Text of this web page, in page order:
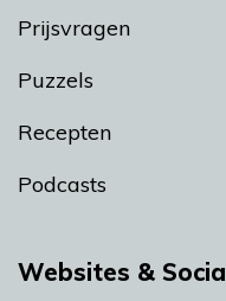
Prijsvragen
Puzzels
Recepten
Podcasts
Websites & Social